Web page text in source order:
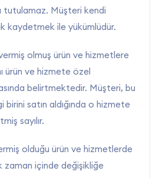
tutulamaz. Müşteri kendi
kaydetmek ile yükümlüdür.
olmuş ürün ve hizmetlere
ürün ve hizmete özel
belirtmektedir. Müşteri, bu
satın aldığında o hizmete
sayılır.
olduğu ürün ve hizmetlerde
içinde değişikliğe